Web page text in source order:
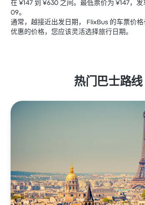
在 ¥147 到 ¥630 之间。最低票价为 ¥147，
09。
通常，越接近出发日期， FlixBus 的车票价
优惠的价格，您应该灵活选择旅行日期。
热门巴士路线